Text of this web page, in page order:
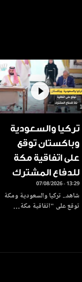
1
تركيا والسعودية
وباكستان توقع
على اتفاقية مكة
للدفاع المشترك
07/08/2026 - 13:29
شاهد.. تركيا والسعودية ومكة
توقع على "اتفاقية مكة…